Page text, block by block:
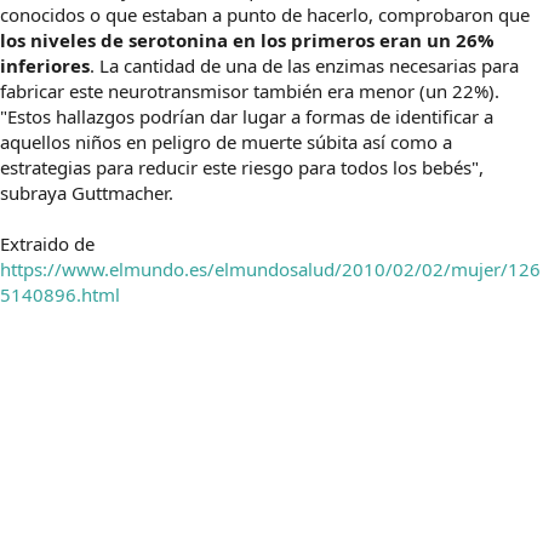
conocidos o que estaban a punto de hacerlo, comprobaron que
los niveles de serotonina en los primeros eran un 26%
inferiores. La cantidad de una de las enzimas necesarias para
fabricar este neurotransmisor también era menor (un 22%).
"Estos hallazgos podrían dar lugar a formas de identificar a
aquellos niños en peligro de muerte súbita así como a
estrategias para reducir este riesgo para todos los bebés",
subraya Guttmacher.
Extraido de
https://www.elmundo.es/elmundosalud/2010/02/02/mujer/126
5140896.html